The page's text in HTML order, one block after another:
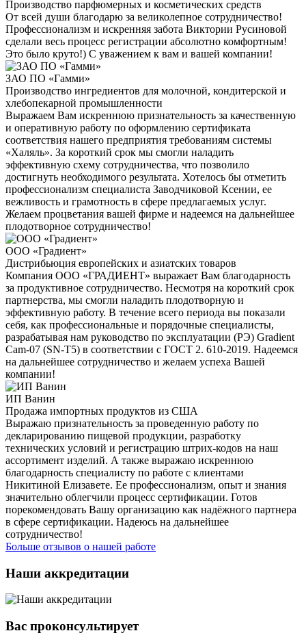
Производство парфюмерных и косметических средств
От всей души благодарю за великолепное сотрудничество!
Профессионализм и искренняя забота Виктории Русиновой
сделали весь процесс регистрации абсолютно комфортным!
Это было круто!) С уважением к вам и вашей компании!
ЗАО ПО «Гамми»
Производство ингредиентов для молочной, кондитерской и
хлебопекарной промышленности
Выражаем Вам искреннюю признательность за качественную
и оперативную работу по оформлению сертификата
соответствия нашего предприятия требованиям системы
«Халяль». За короткий срок мы смогли наладить
эффективную схему сотрудничества, что позволило
достигнуть необходимого результата. Хотелось бы отметить
профессионализм специалиста Заводчиковой Ксении, ее
вежливость и грамотность в сфере предлагаемых услуг.
Желаем процветания вашей фирме и надеемся на дальнейшее
плодотворное сотрудничество!
ООО «Градиент»
Дистрибьюция европейских и азиатских товаров
Компания ООО «ГРАДИЕНТ» выражает Вам благодарность
за продуктивное сотрудничество. Несмотря на короткий срок
партнерства, мы смогли наладить плодотворную и
эффективную работу. В течение всего периода вы показали
себя, как профессиональные и порядочные специалисты,
разрабатывая нам руководство по эксплуатации (РЭ) Gradient
Cam-07 (SN-T5) в соответствии с ГОСТ 2. 610-2019. Надеемся
на дальнейшее сотрудничество и желаем успеха Вашей
компании!
ИП Ванин
Продажа импортных продуктов из США
Выражаю признательность за проведенную работу по
декларированию пищевой продукции, разработку
технических условий и регистрацию штрих-кодов на наш
ассортимент изделий. А также выражаю искреннюю
благодарность специалисту по работе с клиентами
Никитиной Елизавете. Ее профессионализм, опыт и знания
значительно облегчили процесс сертификации. Готов
порекомендовать Вашу организацию как надёжного партнера
в сфере сертификации. Надеюсь на дальнейшее
сотрудничество!
Больше отзывов о нашей работе
Наши аккредитации
Вас проконсультирует